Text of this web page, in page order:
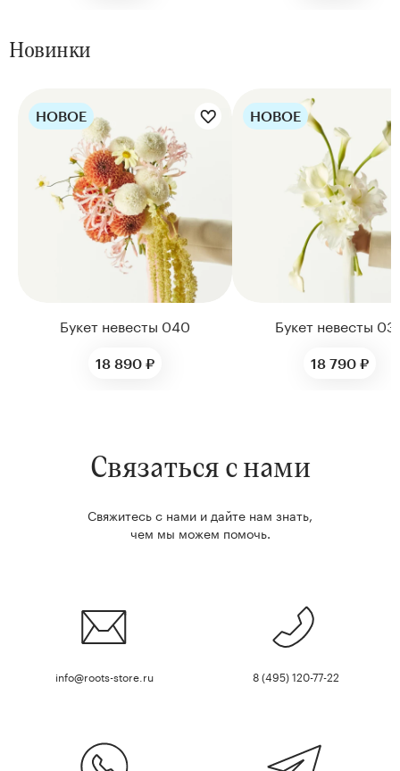
Новинки
Цветы букета:
НОВОЕ
Букет невесты 040
18 890 ₽
Цветы букета:
НОВОЕ
Букет невесты
18 790 ₽
Связаться с нами
Свяжитесь с нами и дайте нам знать,
чем мы можем помочь.
info@roots-store.ru 8 (495) 120-77-22